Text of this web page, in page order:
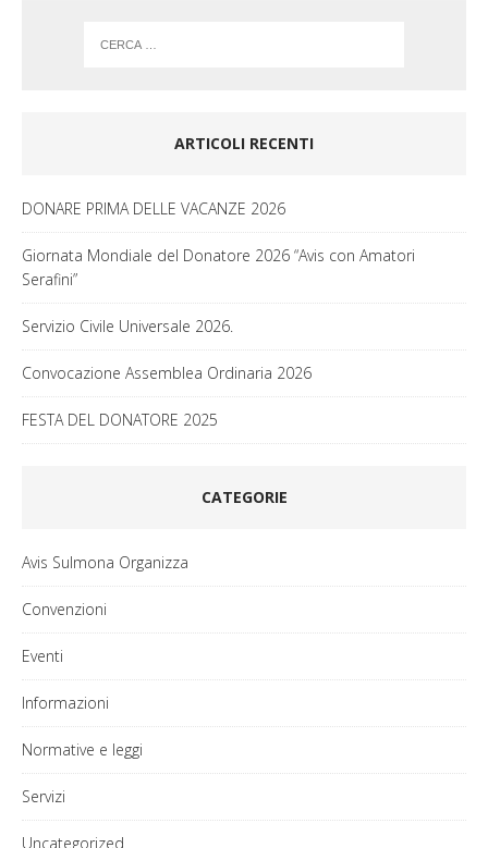
ARTICOLI RECENTI
DONARE PRIMA DELLE VACANZE 2026
Giornata Mondiale del Donatore 2026 “Avis con Amatori
Serafini”
Servizio Civile Universale 2026.
Convocazione Assemblea Ordinaria 2026
FESTA DEL DONATORE 2025
CATEGORIE
Avis Sulmona Organizza
Convenzioni
Eventi
Informazioni
Normative e leggi
Servizi
Uncategorized